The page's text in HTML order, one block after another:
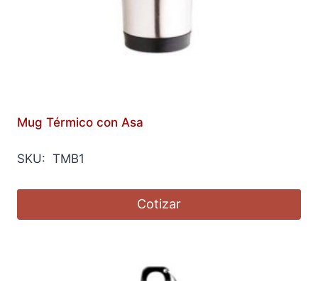
Mug Térmico con Asa
SKU: TMB1
Cotizar